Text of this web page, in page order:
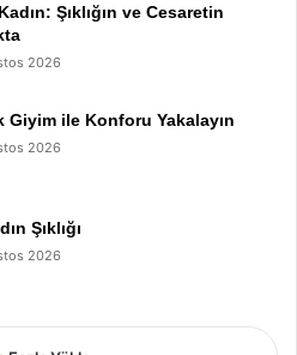
Şıklığın ve Cesaretin
2026
Giyim ile Konforu Yakalayın
2026
Şıklığı
2026